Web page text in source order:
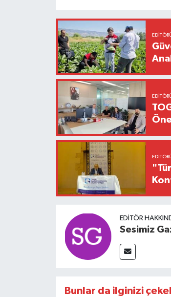
EDITÖR
Sesimiz
Bunlar da ilginizi